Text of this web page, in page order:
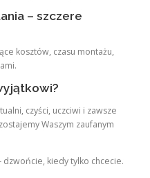
– szczere
kosztów, czasu montażu,
czyści, uczciwi i zawsze
Waszym zaufanym
dzwońcie, kiedy tylko chcecie.